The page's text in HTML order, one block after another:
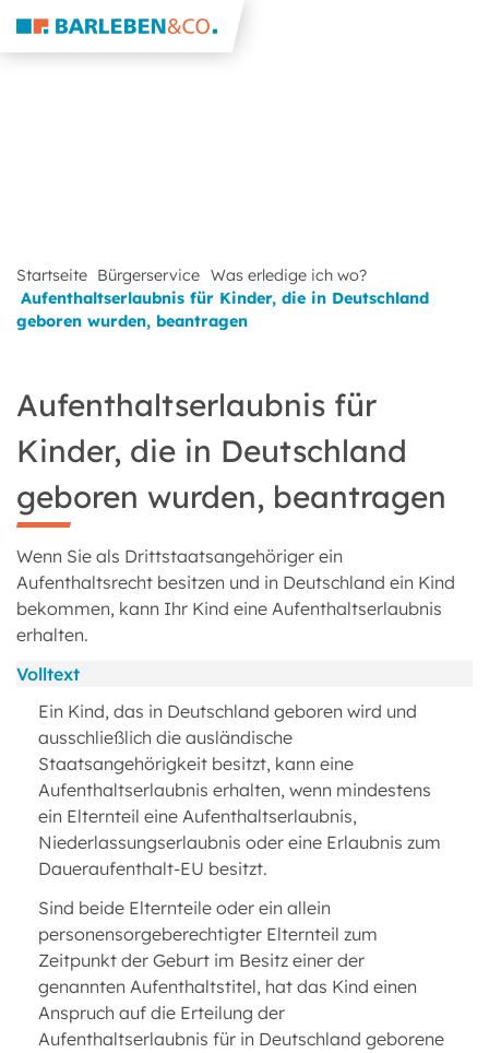
Startseite Bürgerservice Was erledige ich wo?
Aufenthaltserlaubnis für Kinder, die in Deutschland
geboren wurden, beantragen
Aufenthaltserlaubnis für
Kinder, die in Deutschland
geboren wurden, beantragen
Wenn Sie als Drittstaatsangehöriger ein
Aufenthaltsrecht besitzen und in Deutschland ein Kind
bekommen, kann Ihr Kind eine Aufenthaltserlaubnis
erhalten.
Volltext
Ein Kind, das in Deutschland geboren wird und
ausschließlich die ausländische
Staatsangehörigkeit besitzt, kann eine
Aufenthaltserlaubnis erhalten, wenn mindestens
ein Elternteil eine Aufenthaltserlaubnis,
Niederlassungserlaubnis oder eine Erlaubnis zum
Daueraufenthalt-EU besitzt.
Sind beide Elternteile oder ein allein
personensorgeberechtigter Elternteil zum
Zeitpunkt der Geburt im Besitz einer der
genannten Aufenthaltstitel, hat das Kind einen
Anspruch auf die Erteilung der
Aufenthaltserlaubnis für in Deutschland geborene